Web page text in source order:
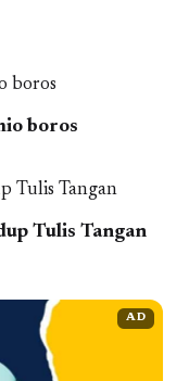
boros
Tulis Tangan
AD